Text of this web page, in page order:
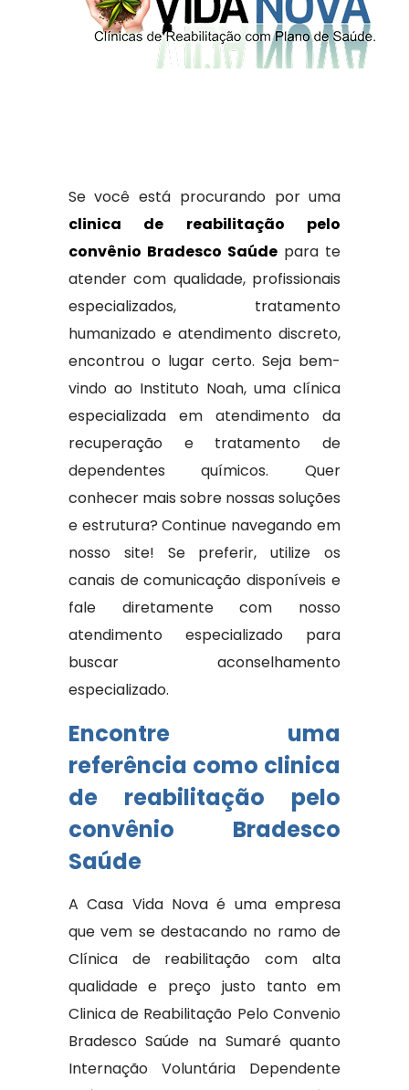
Se você está procurando por uma
clinica de reabilitação pelo
convênio Bradesco Saúde para te
atender com qualidade, profissionais
especializados, tratamento
humanizado e atendimento discreto,
encontrou o lugar certo. Seja bem-
vindo ao Instituto Noah, uma clínica
especializada em atendimento da
recuperação e tratamento de
dependentes químicos. Quer
conhecer mais sobre nossas soluções
e estrutura? Continue navegando em
nosso site! Se preferir, utilize os
canais de comunicação disponíveis e
fale diretamente com nosso
atendimento especializado para
buscar aconselhamento
especializado.
Encontre uma
referência como clinica
de reabilitação pelo
convênio Bradesco
Saúde
A Casa Vida Nova é uma empresa
que vem se destacando no ramo de
Clínica de reabilitação com alta
qualidade e preço justo tanto em
Clinica de Reabilitação Pelo Convenio
Bradesco Saúde na Sumaré quanto
Internação Voluntária Dependente